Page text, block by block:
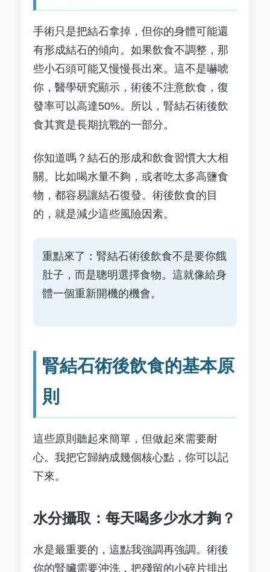
手術只是把結石拿掉，但你的身體可能還
有形成結石的傾向。如果飲食不調整，那
些小石頭可能又慢慢長出來。這不是嚇唬
你，醫學研究顯示，術後不注意飲食，復
發率可以高達50%。所以，腎結石術後飲
食其實是長期抗戰的一部分。
你知道嗎？結石的形成和飲食習慣大大相
關。比如喝水量不夠，或者吃太多高鹽食
物，都容易讓結石復發。術後飲食的目
的，就是減少這些風險因素。
重點來了：腎結石術後飲食不是要你餓
肚子，而是聰明選擇食物。這就像給身
體一個重新開機的機會。
腎結石術後飲食的基本原
則
這些原則聽起來簡單，但做起來需要耐
心。我把它歸納成幾個核心點，你可以記
下來。
水分攝取：每天喝多少水才夠？
水是最重要的，這點我強調再強調。術後
你的腎臟需要沖洗，把殘留的小碎片排出